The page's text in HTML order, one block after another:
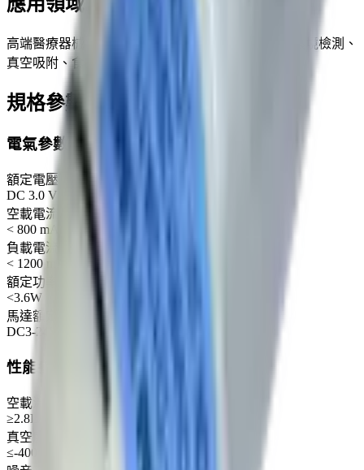
高端醫療器械、保健器材、家用電器、母嬰產品、環境檢測、
真空吸附、食品保鮮等
規格參數
電氣參數
額定電壓
DC 3.0 V
空載電流
< 800 mA
負載電流
< 1200 mA
額定功率
<3.6W
馬達額定電壓（建議範圍）
DC3-24V
性能參數
空載流量
≥2.8L/min
真空度
≤-400mmHg